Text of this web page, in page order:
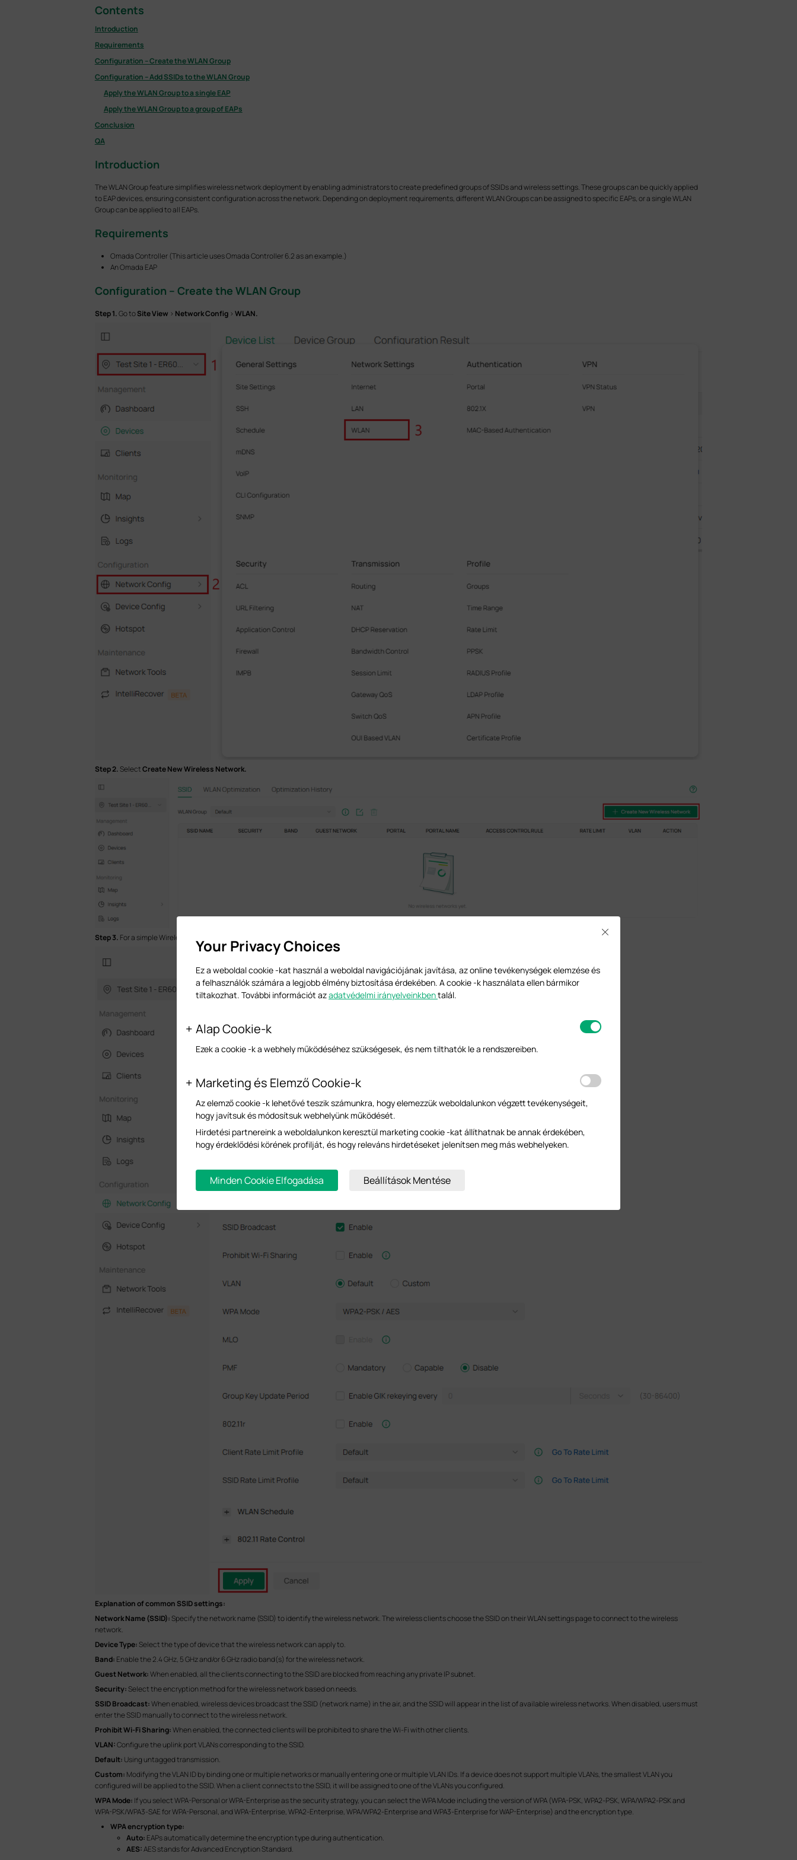
Contents
Introduction
Requirements
Configuration – Create the WLAN Group
Configuration – Add SSIDs to the WLAN Group
Apply the WLAN Group to a single EAP
Apply the WLAN Group to a group of EAPs
Conclusion
QA
Introduction
The WLAN Group feature simplifies wireless network deployment by enabling administrators to create predefined groups of SSIDs and wireless settings. These groups can be quickly applied
to EAP devices, ensuring consistent configuration across the network. Depending on deployment requirements, different WLAN Groups can be assigned to specific EAPs, or a single WLAN
Group can be applied to all EAPs.
Requirements
Omada Controller (This article uses Omada Controller 6.2 as an example.)
An Omada EAP
Configuration – Create the WLAN Group
Step 1.Go toSite View > Network Config> WLAN.
Step 2.SelectCreate New Wireless Network.
Step 3. For a simple Wireless Network, complete the fields,
Explanation of common SSID settings:
Network Name (SSID):Specify the network name (SSID) to identify the wireless network. The wireless clients choose the SSID on their WLAN settings page to connect to the wireless
network.
Device Type:Select the type of device that the wireless network can apply to.
Band: Enable the 2.4 GHz, 5 GHz and/or 6 GHz radio band(s) for the wireless network.
Guest Network:When enabled, all the clients connecting to the SSID are blocked from reaching any private IP subnet.
Security:Select the encryption method for the wireless network based on needs.
SSID Broadcast:When enabled, wireless devices broadcast the SSID (network name) in the air, and the SSID will appear in the list of available wireless networks. When disabled, users must
enter the SSID manually to connect to the wireless network.
Prohibit Wi-Fi Sharing:When enabled, the connected clients will be prohibited to share the Wi-Fi with other clients.
VLAN:Configure the uplink port VLANs corresponding to the SSID.
Default: Using untagged transmission.
Custom: Modifying the VLAN ID by binding one or multiple networks or manually entering one or multiple VLAN IDs. If a device does not support multiple VLANs, the smallest VLAN you
configured will be applied to the SSID. When a client connects to the SSID, it will be assigned to one of the VLANs you configured.
WPA Mode: If you select WPA-Personal or WPA-Enterprise as the security strategy, you can select the WPA Mode including the version of WPA (WPA-PSK, WPA2-PSK, WPA/WPA2-PSK and
WPA-PSK/WPA3-SAE for WPA-Personal, and WPA-Enterprise, WPA2-Enterprise, WPA/WPA2-Enterprise and WPA3-Enterprise for WAP-Enterprise) and the encryption type.
WPA encryption type:
Auto: EAPs automatically determine the encryption type during authentication.
AES:AES stands for Advanced Encryption Standard.
Your Privacy Choices
Ez a weboldal cookie -kat használ a weboldal navigációjának javítása, az online tevékenységek elemzése és
a felhasználók számára a legjobb élmény biztosítása érdekében. A cookie -k használata ellen bármikor
tiltakozhat. További információt azadatvédelmi irányelveinkbentalál.
Alap Cookie-k
Ezek a cookie -k a webhely működéséhez szükségesek, és nem tilthatók le a rendszereiben.
Marketing és Elemző Cookie-k
Az elemző cookie -k lehetővé teszik számunkra, hogy elemezzük weboldalunkon végzett tevékenységeit,
hogy javítsuk és módosítsuk webhelyünk működését.
Hirdetési partnereink a weboldalunkon keresztül marketing cookie -kat állíthatnak be annak érdekében,
hogy érdeklődési körének profilját, és hogy releváns hirdetéseket jelenítsen meg más webhelyeken.
Minden Cookie Elfogadása Beállítások Mentése
Close